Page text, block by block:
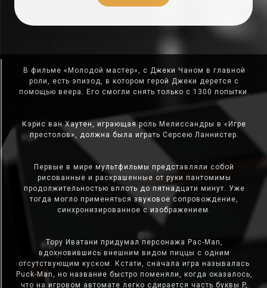
В фильме «Молодой мастер», с Джеки Чаном в главной
роли, есть эпизод, в котором герой Джеки дерется с
помощью веера. Его смогли снять только с 1300 попытки.
Кэрис ван Хаутен, играющая роль Мелиссандры в «Игре
престолов», должна была играть Серсею Ланнистер.
Первые в мире мультфильмы представляли собой
рисованные и раскрашенные от руки пантомимы
продолжительностью вплоть до пятнадцати минут. Уже
тогда могло применяться звуковое сопровождение,
синхронизированное с изображением.
Тору Иватани придумал персонажа Pac-Man,
вдохновившись внешним видом пиццы с одним
отсутствующим куском. Кстати, сначала игра называлась
Puck-Man, но название быстро поменяли, когда оказалось,
что на игровом автомате легко сдирается часть буквы P,